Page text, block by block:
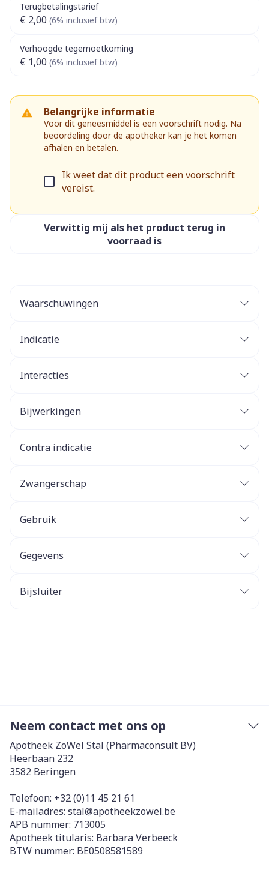
Terugbetalingstarief
€ 2,00 (6% inclusief btw)
Verhoogde tegemoetkoming
€ 1,00 (6% inclusief btw)
Belangrijke informatie
Voor dit geneesmiddel is een voorschrift nodig. Na
beoordeling door de apotheker kan je het komen
afhalen en betalen.
Ik weet dat dit product een voorschrift
vereist.
Verwittig mij als het product terug in
voorraad is
Waarschuwingen
Indicatie
Interacties
Bijwerkingen
Contra indicatie
Zwangerschap
Gebruik
Gegevens
Bijsluiter
Neem contact met ons op
Apotheek ZoWel Stal (Pharmaconsult BV)
Heerbaan 232
3582 Beringen
Telefoon: +32 (0)11 45 21 61
E-mailadres: stal@apotheekzowel.be
APB nummer: 713005
Apotheek titularis: Barbara Verbeeck
BTW nummer: BE0508581589